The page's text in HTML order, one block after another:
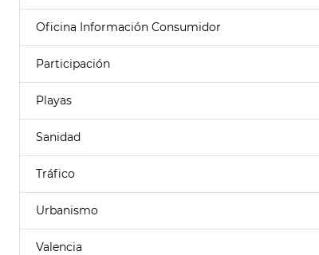
Oficina Información Consumidor
Participación
Playas
Sanidad
Tráfico
Urbanismo
Valencia